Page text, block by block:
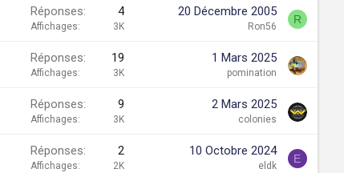
Réponses 4
Affichages 3K
20 Décembre 2005
Ron56
R
Réponses 19
Affichages 3K
1 Mars 2025
pomination
Réponses 9
Affichages 3K
2 Mars 2025
colonies
Réponses 2
Affichages 2K
10 Octobre 2024
eldk
E